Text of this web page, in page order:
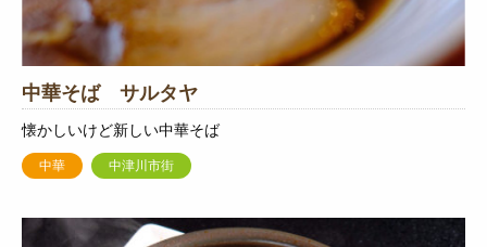
中華そば サルタヤ
懐かしいけど新しい中華そば
中華 中津川市街